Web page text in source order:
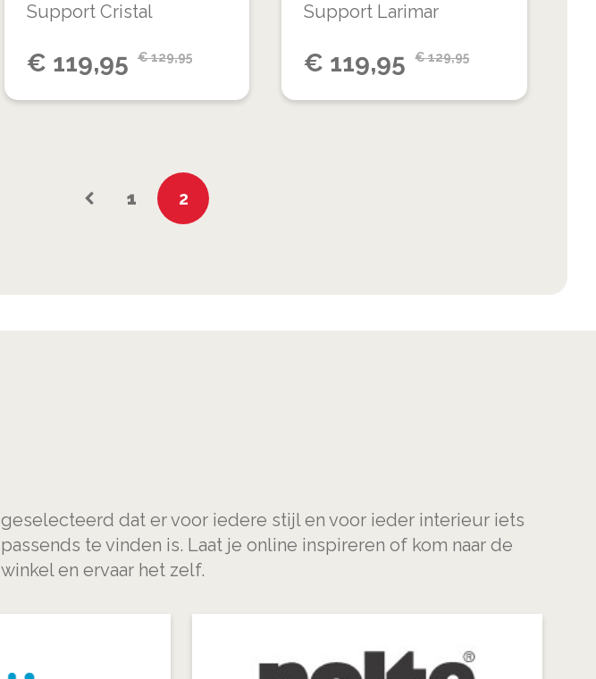
Support Cristal
Special
Price
€ 119,95 €129,95
Support Larimar
Special
Price
€ 119,95 €129,95
Pagina
1 U lees momenteel pagina
2
geselecteerd dat er voor iedere stijl en voor ieder interieur iets
passends te vinden is. Laat je online inspireren of kom naar de
winkel en ervaar het zelf.